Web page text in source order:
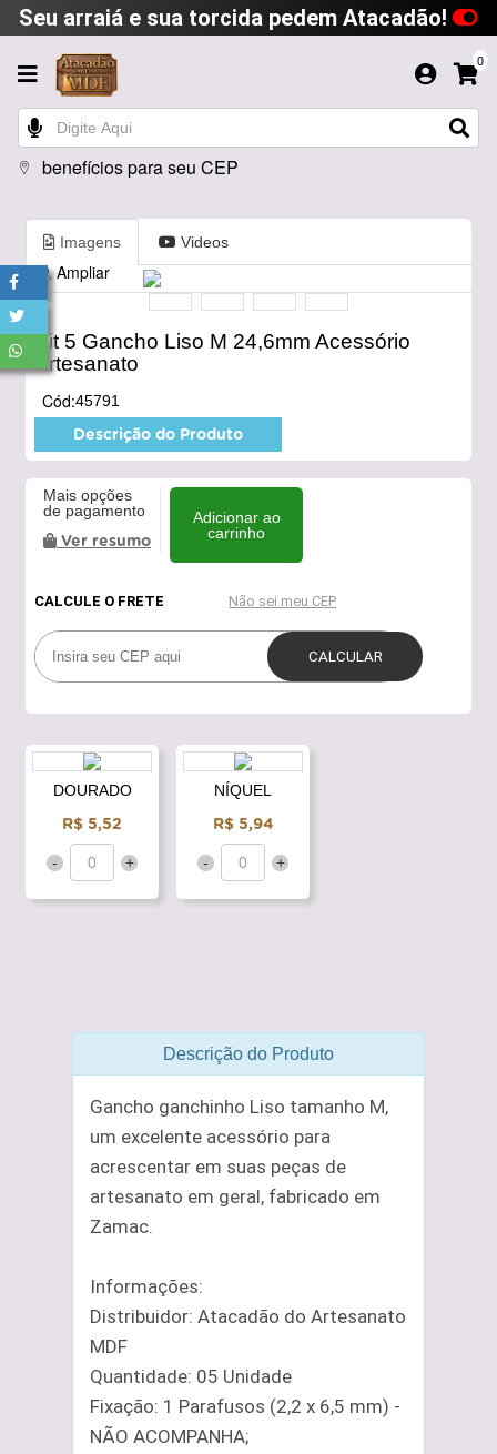
Seu arraiá e sua torcida pedem Atacadão!
0
benefícios para seu CEP
Imagens Videos
Ampliar
Kit 5 Gancho Liso M 24,6mm Acessório
Artesanato
Cód:45791
Descrição do Produto
Mais opções
de pagamento
Ver resumo
Adicionar ao
carrinho
DOURADO
R$ 5,52
- +
NÍQUEL
R$ 5,94
- +
Descrição do Produto
Gancho ganchinho Liso tamanho M,
um excelente acessório para
acrescentar em suas peças de
artesanato em geral, fabricado em
Zamac.
Informações:
Distribuidor: Atacadão do Artesanato
MDF
Quantidade: 05 Unidade
Fixação: 1 Parafusos (2,2 x 6,5 mm) -
NÃO ACOMPANHA;